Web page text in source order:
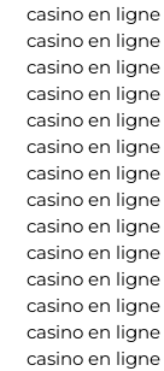
casino en ligne
casino en ligne
casino en ligne
casino en ligne
casino en ligne
casino en ligne
casino en ligne
casino en ligne
casino en ligne
casino en ligne
casino en ligne
casino en ligne
casino en ligne
casino en ligne